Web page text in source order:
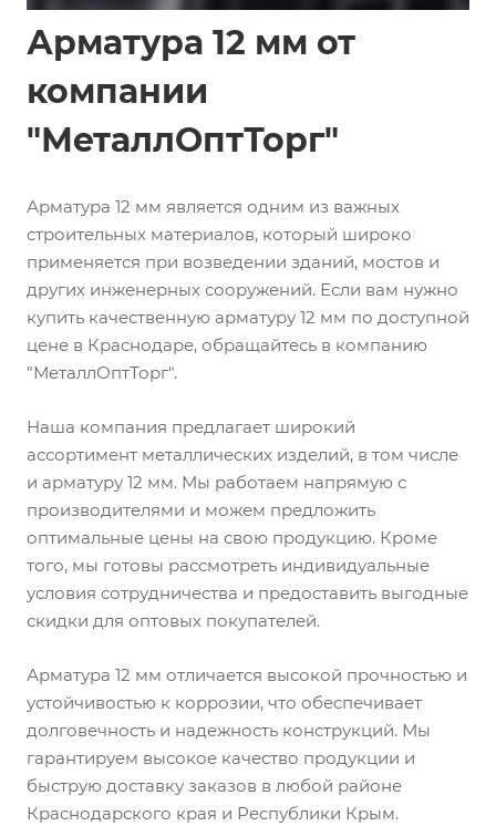
Арматура 12 мм от
компании
"МеталлОптТорг"
Арматура 12 мм является одним из важных
строительных материалов, который широко
применяется при возведении зданий, мостов и
других инженерных сооружений. Если вам нужно
купить качественную арматуру 12 мм по доступной
цене в Краснодаре, обращайтесь в компанию
"МеталлОптТорг".
Наша компания предлагает широкий
ассортимент металлических изделий, в том числе
и арматуру 12 мм. Мы работаем напрямую с
производителями и можем предложить
оптимальные цены на свою продукцию. Кроме
того, мы готовы рассмотреть индивидуальные
условия сотрудничества и предоставить выгодные
скидки для оптовых покупателей.
Арматура 12 мм отличается высокой прочностью и
устойчивостью к коррозии, что обеспечивает
долговечность и надежность конструкций. Мы
гарантируем высокое качество продукции и
быструю доставку заказов в любой районе
Краснодарского края и Республики Крым.